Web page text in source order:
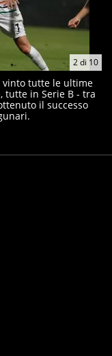
2di 10
vinto tutte le ultime
tutte in Serie B - tra
il successo